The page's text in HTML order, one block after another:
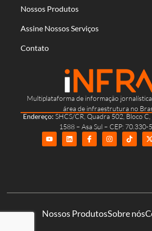
Multiplataforma de informação
área de infraestrutura no
Endereço: SHCS/CR, Quadra 502, Bloco
1588 – Asa Sul – CEP: 70.330-
Nossos Produtos
Assine Nossos Serviços
Contato
Nossos ProdutosSobre nós